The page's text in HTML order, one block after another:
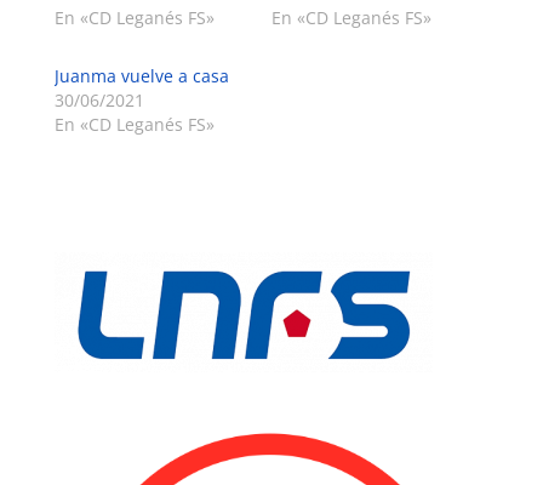
En «CD Leganés FS»
En «CD Leganés FS»
Juanma vuelve a casa
30/06/2021
En «CD Leganés FS»